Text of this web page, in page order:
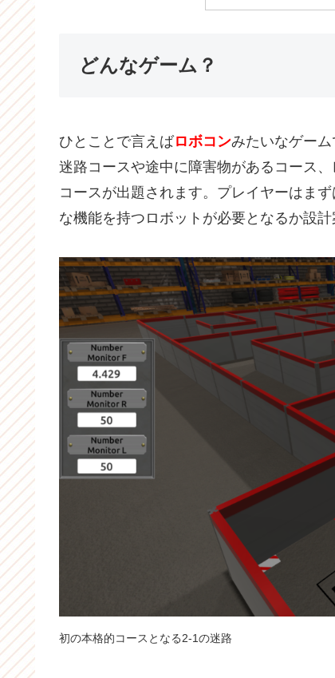
どんなゲーム？
ひとことで言えばロボコンみたいなゲーム
迷路コースや途中に障害物があるコース
コースが出題されます。プレイヤーはま
な機能を持つロボットが必要となるか設計
初の本格的コースとなる2-1の迷路